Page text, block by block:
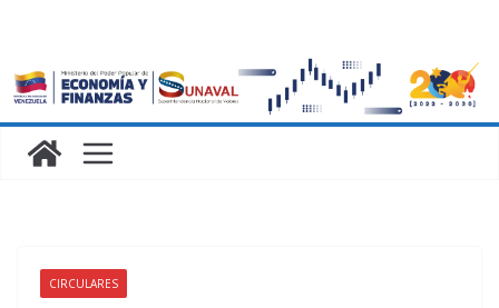
CIRCULARES